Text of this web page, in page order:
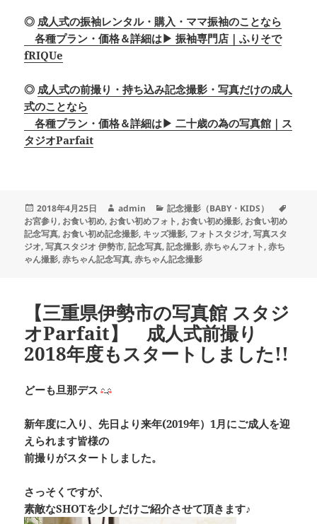
◎成人式の振袖レンタル・購入・ママ振袖のことなら
各種プラン・価格＆詳細は▶ 振袖専門店｜ふりそで
fRIQUe
◎成人式の前撮り・持ち込み記念撮影・写真だけの成人
式のことなら
各種プラン・価格＆詳細は▶ 二十歳の為の写真館｜ス
タジオParfait
投
稿
日:
2018年4月25日
作
成
者
admin
カ
テ
ゴ
リ
ー
記念撮影（BABY・KIDS）
お宮参り, お食い初め, お食い初めフォト, お食い初め撮影, お食い初め
記念写真, お食い初め記念撮影, キッズ撮影, フォトスタジオ,写真スタ
ジオ,写真スタジオ 伊勢市,記念写真,記念撮影,赤ちゃんフォト,赤ち
ゃん撮影,赤ちゃん記念写真,赤ちゃん記念撮影
【三重県伊勢市の写真館 スタジ
オParfait】 成人式前撮り
2018年度もスタートしました!!
どーも旦那デス
新年度に入り、先日より来年(2019年）1月にご成人を迎
えられます皆様の
前撮りがスタートしました。
さっそくですが、
素敵なSHOTを少しだけご紹介させて頂きます♪